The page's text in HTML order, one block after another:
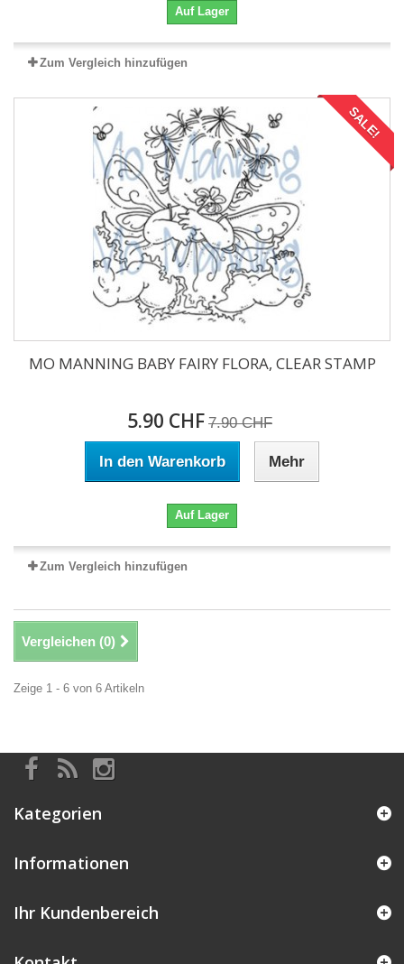
Auf Lager
Zum Vergleich hinzufügen
SALE!
MO MANNING BABY FAIRY FLORA, CLEAR STAMP
5.90 CHF 7.90 CHF
In den Warenkorb Mehr
Auf Lager
Zum Vergleich hinzufügen
Vergleichen (0)
Zeige 1 - 6 von 6 Artikeln
Kategorien
Informationen
Ihr Kundenbereich